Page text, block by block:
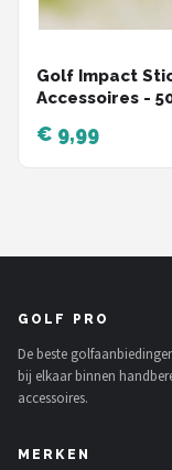
Golf Impact
Accessoires -
€ 9,99
GOLF PRO
De beste
bij elkaar binnen
accessoires.
MERKEN